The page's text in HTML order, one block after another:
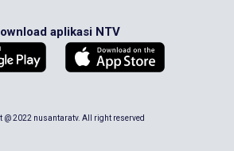
aplikasi NTV
@ 2022 nusantaratv. All right reserved